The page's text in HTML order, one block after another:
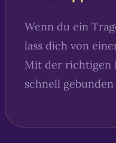
Wenn du ein
lass dich von
Mit der richtigen
schnell